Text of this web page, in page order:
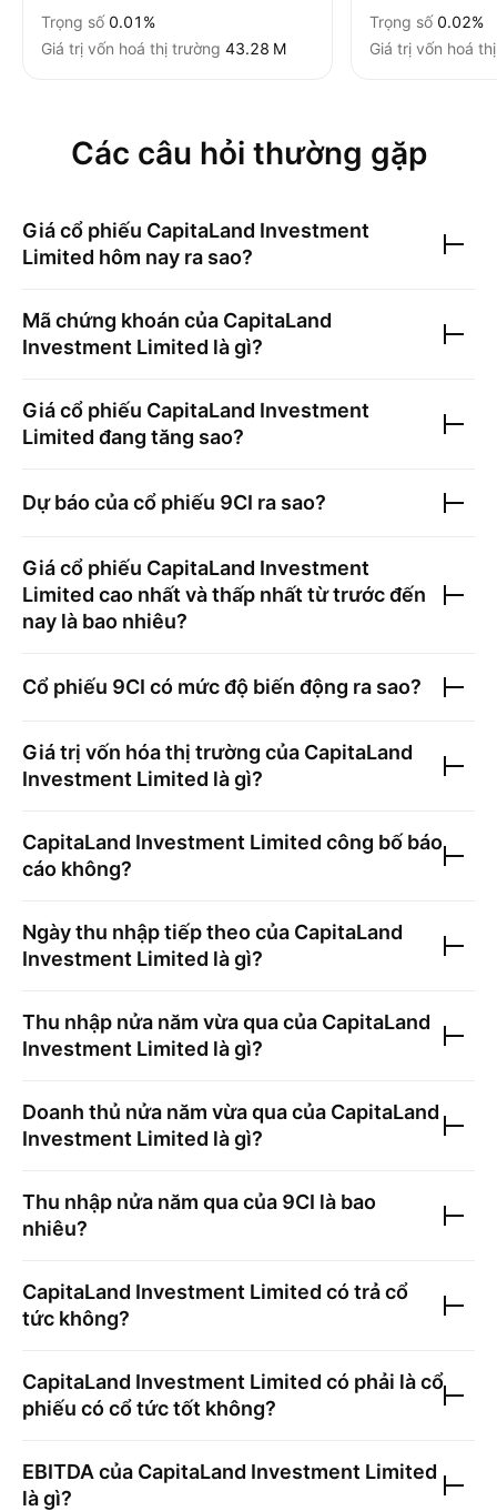
Trọng số 0.01%
Giá trị vốn hoá thị trường ‪43.28 M‬
Trọng số 0.02%
Giá trị vốn hoá
Các câu hỏi thường gặp
Giá cổ phiếu CapitaLand Investment
Limited hôm nay ra sao?
Mã chứng khoán của CapitaLand
Investment Limited là gì?
Giá cổ phiếu CapitaLand Investment
Limited đang tăng sao?
Dự báo của cổ phiếu 9CI ra sao?
Giá cổ phiếu CapitaLand Investment
Limited cao nhất và thấp nhất từ trước đến
nay là bao nhiêu?
Cổ phiếu 9CI có mức độ biến động ra sao?
Giá trị vốn hóa thị trường của CapitaLand
Investment Limited là gì?
CapitaLand Investment Limited công bố báo
cáo không?
Ngày thu nhập tiếp theo của CapitaLand
Investment Limited là gì?
Thu nhập nửa năm vừa qua của CapitaLand
Investment Limited là gì?
Doanh thủ nửa năm vừa qua của CapitaLand
Investment Limited là gì?
Thu nhập nửa năm qua của 9CI là bao
nhiêu?
CapitaLand Investment Limited có trả cổ
tức không?
CapitaLand Investment Limited có phải là cổ
phiếu có cổ tức tốt không?
EBITDA của CapitaLand Investment Limited
là gì?